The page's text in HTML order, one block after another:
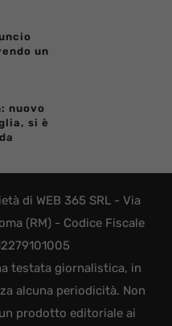
un
nuovo
si è
di WEB 365 SRL - Via
(RM) - Codice Fiscale
testata giornalistica, in
alcuna periodicità. Non
prodotto editoriale ai